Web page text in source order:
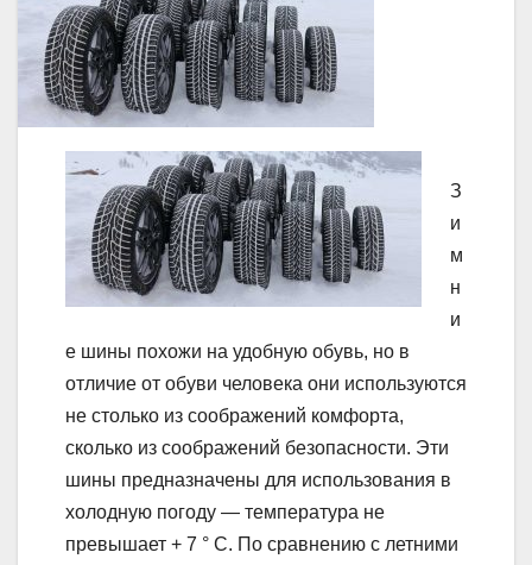
З
и
м
н
и
е шины похожи на удобную обувь, но в
отличие от обуви человека они используются
не столько из соображений комфорта,
сколько из соображений безопасности. Эти
шины предназначены для использования в
холодную погоду — температура не
превышает + 7 ° C. По сравнению с летними